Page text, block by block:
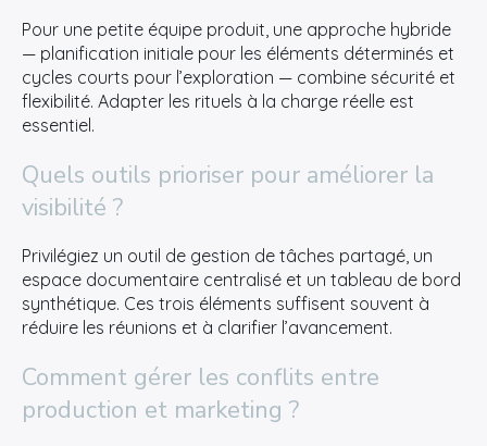
Pour une petite équipe produit, une approche hybride
— planification initiale pour les éléments déterminés et
cycles courts pour l’exploration — combine sécurité et
flexibilité. Adapter les rituels à la charge réelle est
essentiel.
Quels outils prioriser pour améliorer la
visibilité ?
Privilégiez un outil de gestion de tâches partagé, un
espace documentaire centralisé et un tableau de bord
synthétique. Ces trois éléments suffisent souvent à
réduire les réunions et à clarifier l’avancement.
Comment gérer les conflits entre
production et marketing ?